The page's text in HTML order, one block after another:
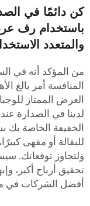
دائمًا في
رف عرض
المؤكد أنه في
أمر بالغ
الممتاز
في الصدارة
الخاصة بك
أو مقهى
توقعاتك.
أرباح أكبر،
الشركات في